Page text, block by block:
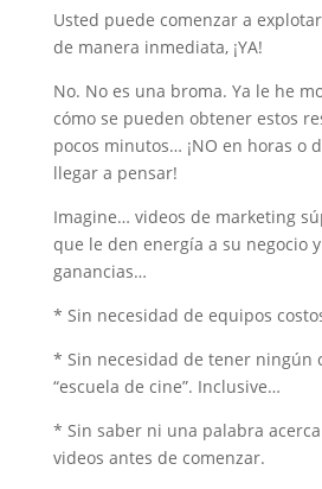
Usted puede comenzar a
de manera inmediata, ¡YA!
No. No es una broma. Ya le he
cómo se pueden obtener estos
pocos minutos… ¡NO en horas o
llegar a pensar!
Imagine… videos de marketing
que le den energía a su negocio
ganancias…
* Sin necesidad de equipos
* Sin necesidad de tener ningún
“escuela de cine”. Inclusive…
* Sin saber ni una palabra
videos antes de comenzar.